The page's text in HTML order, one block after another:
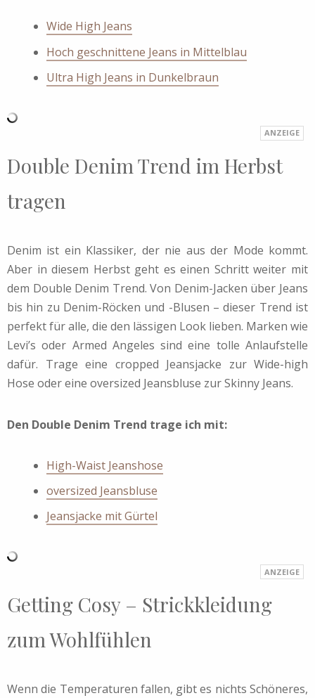
Wide High Jeans
Hoch geschnittene Jeans in Mittelblau
Ultra High Jeans in Dunkelbraun
Double Denim Trend im Herbst
tragen
Denim ist ein Klassiker, der nie aus der Mode kommt.
Aber in diesem Herbst geht es einen Schritt weiter mit
dem Double Denim Trend. Von Denim-Jacken über Jeans
bis hin zu Denim-Röcken und -Blusen – dieser Trend ist
perfekt für alle, die den lässigen Look lieben. Marken wie
Levi’s oder Armed Angeles sind eine tolle Anlaufstelle
dafür. Trage eine cropped Jeansjacke zur Wide-high
Hose oder eine oversized Jeansbluse zur Skinny Jeans.
Den Double Denim Trend trage ich mit:
High-Waist Jeanshose
oversized Jeansbluse
Jeansjacke mit Gürtel
Getting Cosy – Strickkleidung
zum Wohlfühlen
Wenn die Temperaturen fallen, gibt es nichts Schöneres,